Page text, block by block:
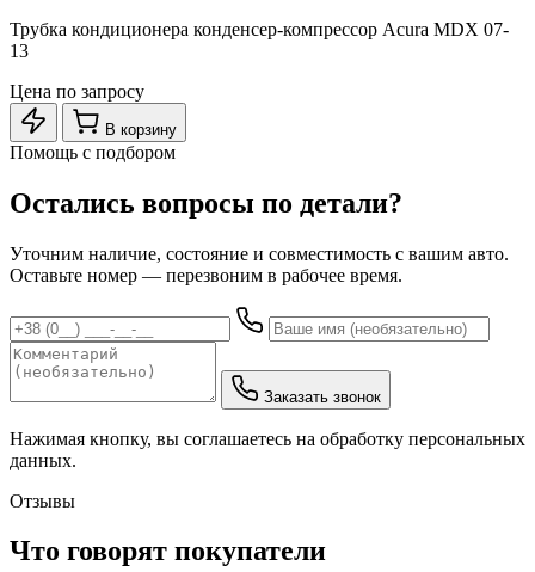
Трубка кондиционера конденсер-компрессор Acura MDX 07-
13
Цена по запросу
В корзину
Помощь с подбором
Остались вопросы по детали?
Уточним наличие, состояние и совместимость с вашим авто.
Оставьте номер — перезвоним в рабочее время.
Заказать звонок
Нажимая кнопку, вы соглашаетесь на обработку персональных
данных.
Отзывы
Что говорят покупатели